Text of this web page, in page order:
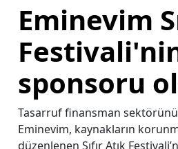
Eminevim
sponsoru
Tasarruf finansman
Eminevim, kaynakların
düzenlenen Sıfır Atık